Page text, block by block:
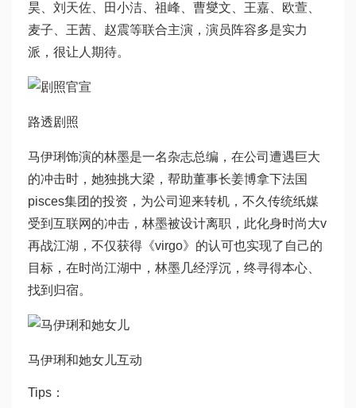
昊、刘天佐、田小洁、祖峰、曹燮文、王嘉、欧萱、
麦子、王茜、赵震等联合主演，演员阵容多是实力
派，很让人期待。
路透剧照
马伊琍饰演的林墨是一名杂志总编，在公司遭遇巨大
的冲击时，她独挑大梁，帮助董事长姜博拿下法国
pisces集团的投资，为公司迎来转机，不久传统纸媒
受到互联网的冲击，林墨被设计离职，此化身时尚大v
再战江湖，不仅获得《virgo》的认可也实现了自己的
目标，在时尚江湖中，林墨几经浮沉，终寻得本心、
找到归宿。
马伊琍和她女儿互动
Tips：